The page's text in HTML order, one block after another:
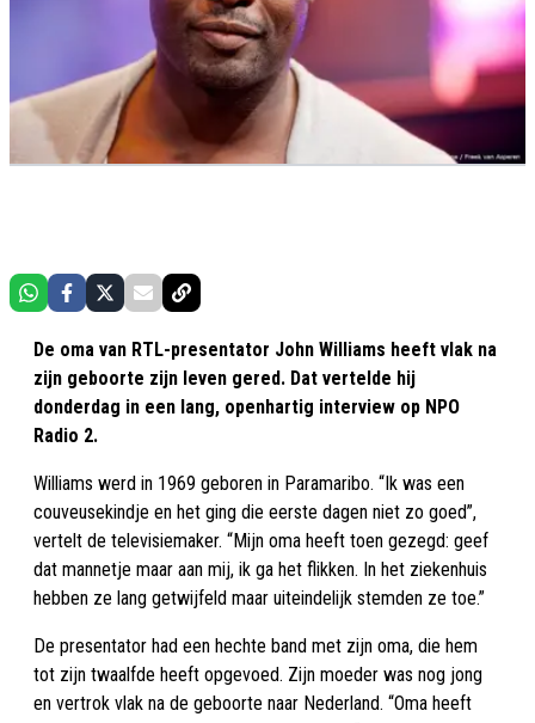
De oma van RTL-presentator John Williams heeft vlak na
zijn geboorte zijn leven gered. Dat vertelde hij
donderdag in een lang, openhartig interview op NPO
Radio 2.
Williams werd in 1969 geboren in Paramaribo. “Ik was een
couveusekindje en het ging die eerste dagen niet zo goed”,
vertelt de televisiemaker. “Mijn oma heeft toen gezegd: geef
dat mannetje maar aan mij, ik ga het flikken. In het ziekenhuis
hebben ze lang getwijfeld maar uiteindelijk stemden ze toe.”
De presentator had een hechte band met zijn oma, die hem
tot zijn twaalfde heeft opgevoed. Zijn moeder was nog jong
en vertrok vlak na de geboorte naar Nederland. “Oma heeft